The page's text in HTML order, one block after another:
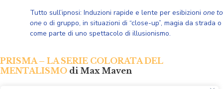
Tutto sull’ipnosi: Induzioni rapide e lente per esibizioni one to
one o di gruppo, in situazioni di “close-up”, magia da strada o
come parte di uno spettacolo di illusionismo.
PRISMA – LA SERIE COLORATA DEL
MENTALISMO di Max Maven